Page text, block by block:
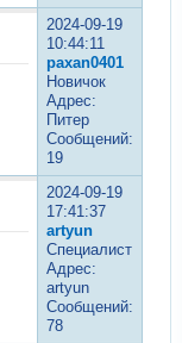
2024-09-19
10:44:11
paxan0401
Новичок
Адрес:
Питер
Сообщений:
19
2024-09-19
17:41:37
artyun
Специалист
Адрес:
artyun
Сообщений:
78